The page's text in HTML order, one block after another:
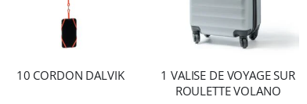
10 CORDON DALVIK
1 VALISE DE VOYAGE SUR
ROULETTE VOLANO